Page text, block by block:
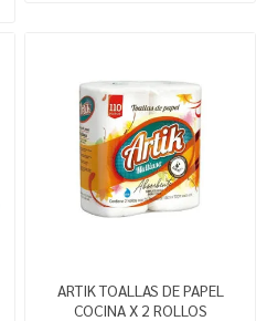
ARTIK TOALLAS DE PAPEL
COCINA X 2 ROLLOS